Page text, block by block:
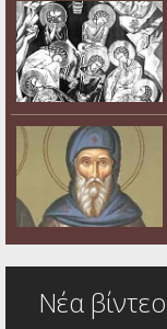
Νέα βίντεο